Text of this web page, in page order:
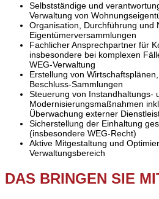
Selbstständige und
Verwaltung von
Organisation, Durchführung und
Eigentümerversammlungen
Fachlicher Ansprechpartner für
insbesondere bei komplexen
WEG-Verwaltung
Erstellung von
Beschluss-Sammlungen
Steuerung von Instandhaltungs-
Modernisierungsmaßnahmen
Überwachung externer
Sicherstellung der Einhaltung
(insbesondere WEG-Recht)
Aktive Mitgestaltung und
Verwaltungsbereich
DAS BRINGEN SIE